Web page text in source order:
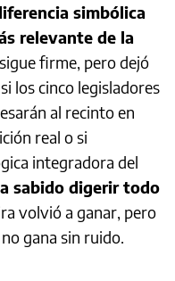
simbólica
relevante de la
firme, pero dejó
los cinco legisladores
al recinto en
real o si
integradora del
sabido digerir todo
volvió a ganar, pero
gana sin ruido.